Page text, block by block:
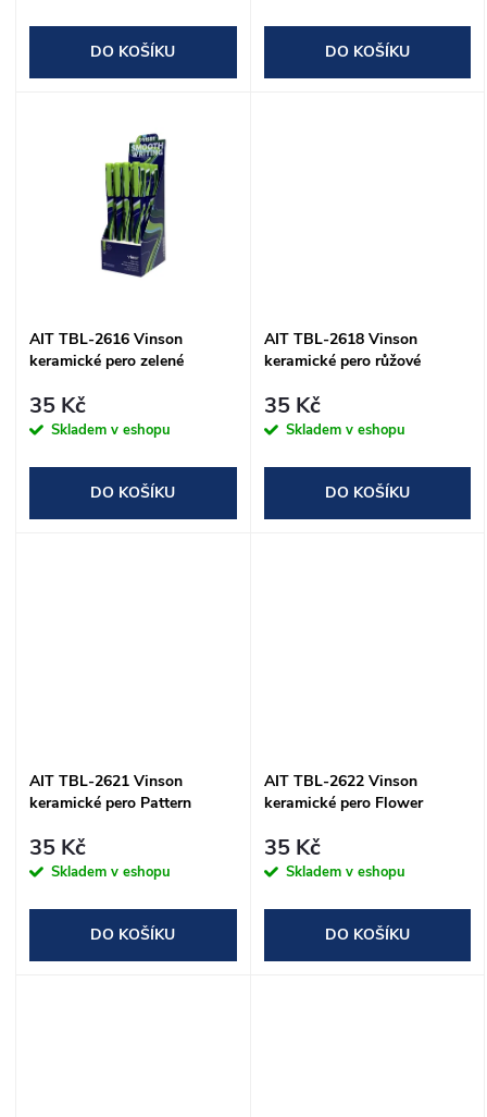
o
d
ů
DO KOŠÍKU DO KOŠÍKU
AIT TBL-2616 Vinson
keramické pero zelené
35 Kč
Skladem v eshopu
DO KOŠÍKU
AIT TBL-2618 Vinson
keramické pero růžové
35 Kč
Skladem v eshopu
DO KOŠÍKU
AIT TBL-2621 Vinson
keramické pero Pattern
35 Kč
Skladem v eshopu
DO KOŠÍKU
AIT TBL-2622 Vinson
keramické pero Flower
35 Kč
Skladem v eshopu
DO KOŠÍKU